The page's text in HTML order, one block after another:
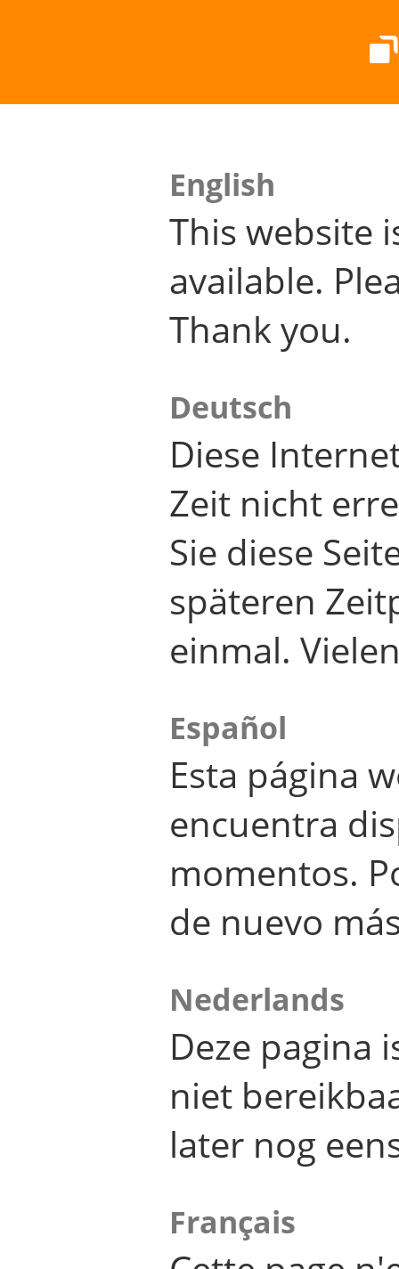
English
This website
available.
Thank you.
Deutsch
Diese
Zeit nicht
Sie diese
späteren
einmal.
Español
Esta página
encuentra
momentos.
de nuevo
Nederlands
Deze pagina
niet
later nog
Français